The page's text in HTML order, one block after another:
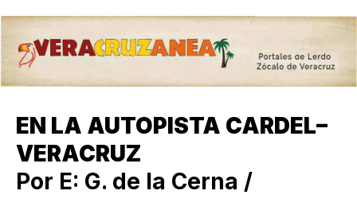
EN LA AUTOPISTA CARDEL–
VERACRUZ
Por E: G. de la Cerna /